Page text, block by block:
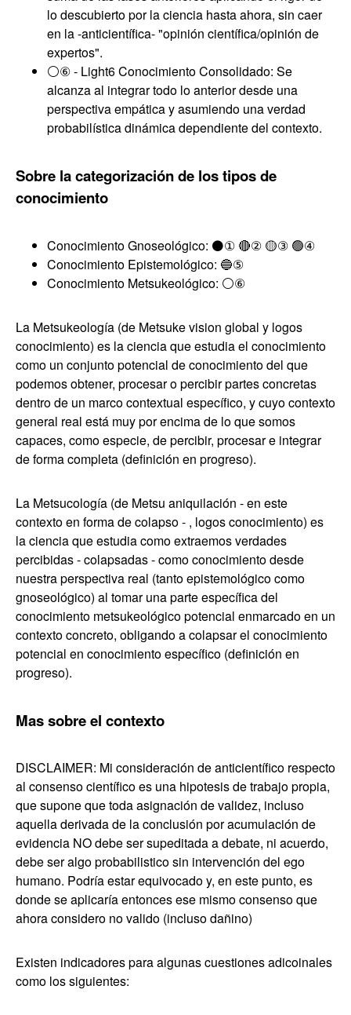
lo descubierto por la ciencia hasta ahora, sin caer
en la -anticientífica- "opinión científica/opinión de
expertos".
⚪⑥ - Light6 Conocimiento Consolidado: Se
alcanza al integrar todo lo anterior desde una
perspectiva empática y asumiendo una verdad
probabilística dinámica dependiente del contexto.
Sobre la categorización de los tipos de
conocimiento
Conocimiento Gnoseológico: ⚫① 🔴② 🟡③ 🟢④
Conocimiento Epistemológico: 🔵⑤
Conocimiento Metsukeológico: ⚪⑥
La Metsukeología (de Metsuke vision global y logos
conocimiento) es la ciencia que estudia el conocimiento
como un conjunto potencial de conocimiento del que
podemos obtener, procesar o percibir partes concretas
dentro de un marco contextual específico, y cuyo contexto
general real está muy por encima de lo que somos
capaces, como especie, de percibir, procesar e integrar
de forma completa (definición en progreso).
La Metsucología (de Metsu aniquilación - en este
contexto en forma de colapso - , logos conocimiento) es
la ciencia que estudia como extraemos verdades
percibidas - colapsadas - como conocimiento desde
nuestra perspectiva real (tanto epistemológico como
gnoseológico) al tomar una parte específica del
conocimiento metsukeológico potencial enmarcado en un
contexto concreto, obligando a colapsar el conocimiento
potencial en conocimiento específico (definición en
progreso).
Mas sobre el contexto
DISCLAIMER: Mi consideración de anticientífico respecto
al consenso científico es una hipotesis de trabajo propia,
que supone que toda asignación de validez, incluso
aquella derivada de la conclusión por acumulación de
evidencia NO debe ser supeditada a debate, ni acuerdo,
debe ser algo probabilistico sin intervención del ego
humano. Podría estar equivocado y, en este punto, es
donde se aplicaría entonces ese mismo consenso que
ahora considero no valido (incluso dañino)
Existen indicadores para algunas cuestiones adicoinales
como los siguientes: